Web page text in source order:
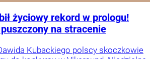
życiowy rekord w prologu!
puszczony na stracenie
Kubackiego polscy skoczkowie